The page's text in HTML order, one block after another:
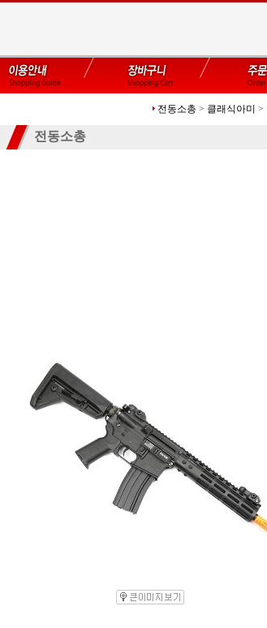
전동소총 > 클래식아미 >
전동소총